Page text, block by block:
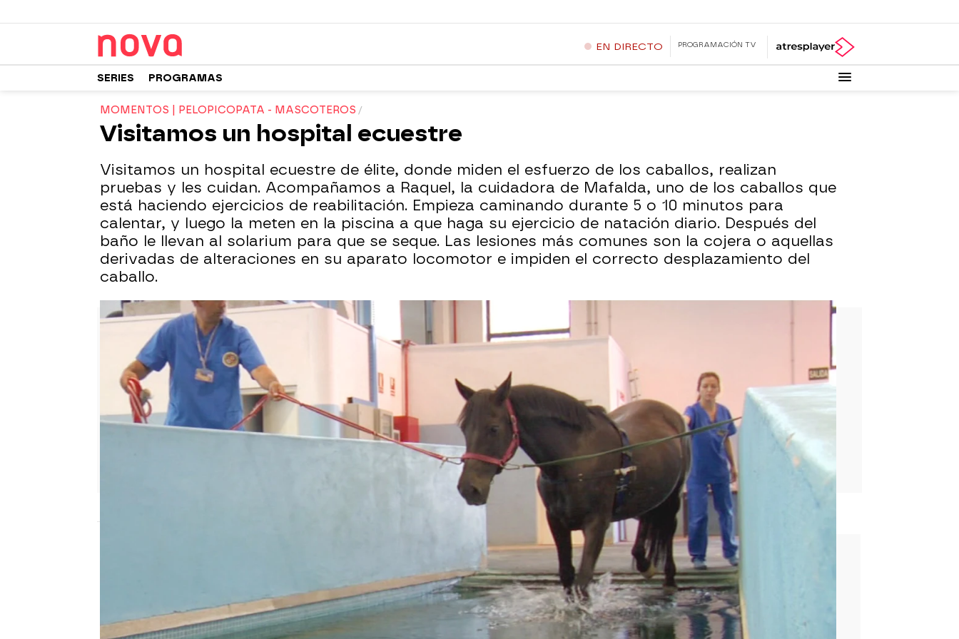
EN DIRECTO PROGRAMACIÓN TV
SERIES PROGRAMAS
MOMENTOS | PELOPICOPATA - MASCOTEROS
Visitamos un hospital ecuestre
Visitamos un hospital ecuestre de élite, donde miden el esfuerzo de los caballos, realizan
pruebas y les cuidan. Acompañamos a Raquel, la cuidadora de Mafalda, uno de los caballos que
está haciendo ejercicios de reabilitación. Empieza caminando durante 5 o 10 minutos para
calentar, y luego la meten en la piscina a que haga su ejercicio de natación diario. Después del
baño le llevan al solarium para que se seque. Las lesiones más comunes son la cojera o aquellas
derivadas de alteraciones en su aparato locomotor e impiden el correcto desplazamiento del
caballo.
WhatsappFacebook
X Flipboard
5554b3fc0cf203da151fa832 PeloPicoPata -Edición Mascoteros- Mejores Momentos Programa mascoteros